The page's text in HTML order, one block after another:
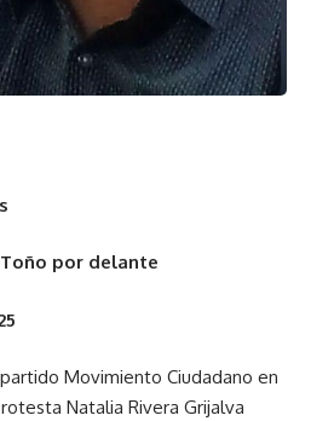
Toño por delante
Movimiento Ciudadano en
Natalia Rivera Grijalva